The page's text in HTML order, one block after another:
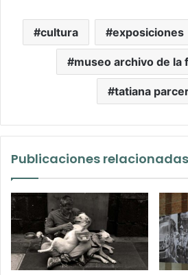
cultura exposiciones
museo archivo de la
tatiana
Publicaciones relacionadas